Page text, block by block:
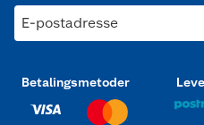
E-postadresse
Betalingsmetoder